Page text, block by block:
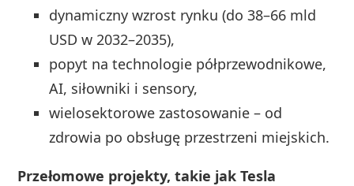
dynamiczny wzrost rynku (do 38–66 mld
USD w 2032–2035),
popyt na technologie półprzewodnikowe,
AI, siłowniki i sensory,
wielosektorowe zastosowanie – od
zdrowia po obsługę przestrzeni miejskich.
Przełomowe projekty, takie jak Tesla